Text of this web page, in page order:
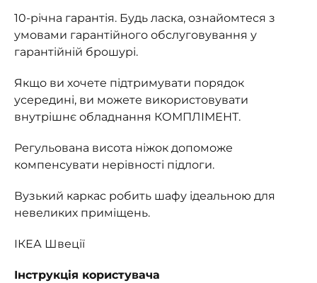
10-річна гарантія. Будь ласка, ознайомтеся з
умовами гарантійного обслуговування у
гарантійній брошурі.
Якщо ви хочете підтримувати порядок
усередині, ви можете використовувати
внутрішнє обладнання КОМПЛІМЕНТ.
Регульована висота ніжок допоможе
компенсувати нерівності підлоги.
Вузький каркас робить шафу ідеальною для
невеликих приміщень.
ІКЕА Швеції
Інструкція користувача